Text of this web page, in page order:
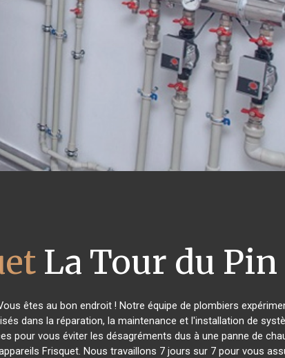
La Tour du Pin
êtes au bon endroit ! Notre équipe de plombiers
dans la réparation, la maintenance et l'installation de
pour vous éviter les désagréments dus à une panne de
Frisquet. Nous travaillons 7 jours sur 7 pour vous